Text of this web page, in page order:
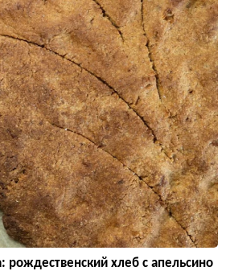
рождественский хлеб с апельсино